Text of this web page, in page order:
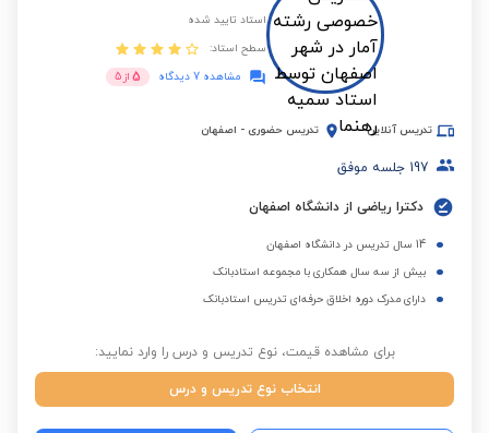
استاد تایید شده
سطح استاد:
مشاهده 7 دیدگاه
5 از 5
تدریس آنلاین تدریس حضوری - اصفهان
197 جلسه موفق
دکترا ریاضی از دانشگاه اصفهان
14 سال تدریس در دانشگاه اصفهان
بیش از سه سال همکاری با مجموعه استادبانک
دارای مدرک دوره اخلاق حرفه‌ای تدریس استادبانک
برای مشاهده قیمت، نوع تدریس و درس را وارد نمایید:
انتخاب نوع تدریس و درس